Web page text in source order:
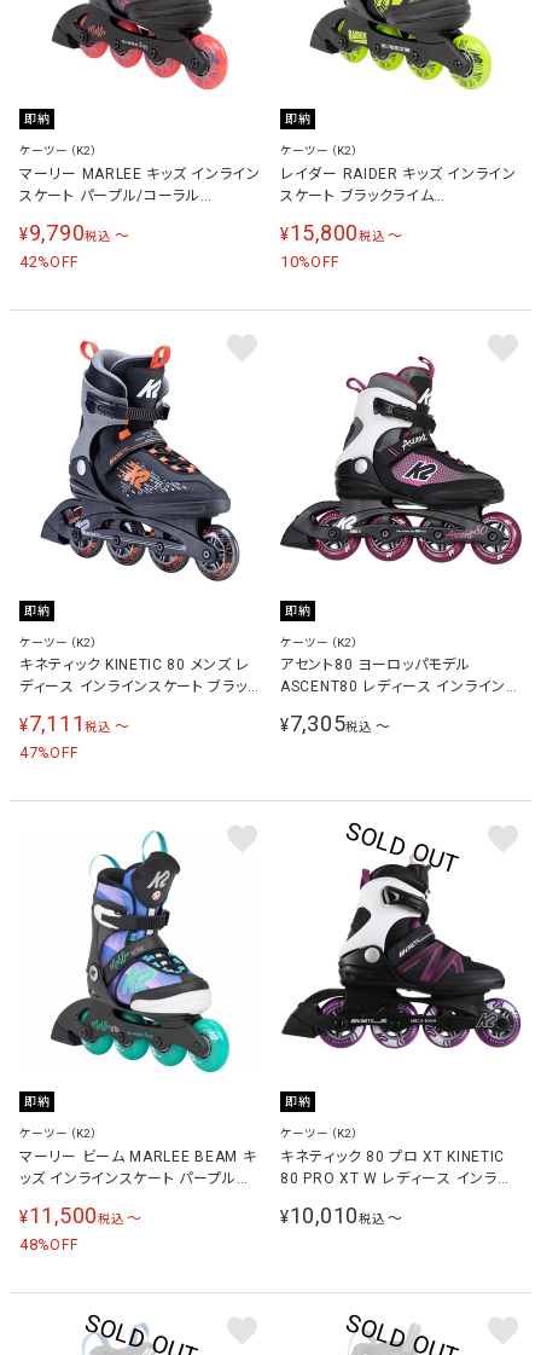
即納
ケーツー（K2）
マーリー MARLEE キッズ インライン
スケート パープル/コーラル
¥9,790税込 〜
42%OFF
即納
ケーツー（K2）
レイダー RAIDER キッズ インライン
スケート ブラックライム
¥15,800税込 〜
10%OFF
即納
ケーツー（K2）
キネティック KINETIC 80 メンズ レ
ディース インラインスケート ブラッ
¥7,111税込 〜
47%OFF
即納
ケーツー（K2）
アセント80 ヨーロッパモデル
ASCENT80 レディース インラインス
I210203401
¥7,305税込 〜
即納
ケーツー（K2）
マーリー ビーム MARLEE BEAM キ
ッズ インラインスケート パープルブ
¥11,500税込 〜
48%OFF
即納
ケーツー（K2）
キネティック 80 プロ XT KINETIC
80 PRO XT W レディース インライ
I220204601
¥10,010税込 〜